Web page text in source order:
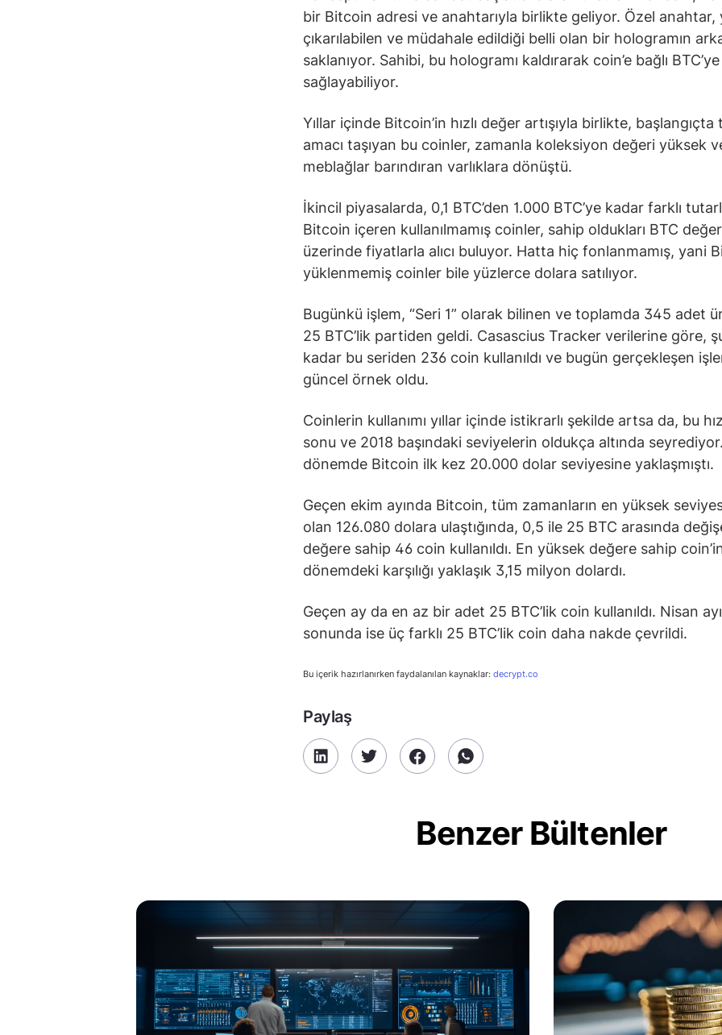
bir Bitcoin adresi ve anahtarıyla birlikte geliyor. Özel anahtar,
çıkarılabilen ve müdahale edildiği belli olan bir hologramın
saklanıyor. Sahibi, bu hologramı kaldırarak coin’e bağlı
sağlayabiliyor.
Yıllar içinde Bitcoin’in hızlı değer artışıyla birlikte, başlangıçta
amacı taşıyan bu coinler, zamanla koleksiyon değeri yüksek
meblağlar barındıran varlıklara dönüştü.
İkincil piyasalarda, 0,1 BTC’den 1.000 BTC’ye kadar farklı
Bitcoin içeren kullanılmamış coinler, sahip oldukları BTC
üzerinde fiyatlarla alıcı buluyor. Hatta hiç fonlanmamış, yani
yüklenmemiş coinler bile yüzlerce dolara satılıyor.
Bugünkü işlem, “Seri 1” olarak bilinen ve toplamda 345 adet
25 BTC’lik partiden geldi. Casascius Tracker verilerine göre,
kadar bu seriden 236 coin kullanıldı ve bugün gerçekleşen
güncel örnek oldu.
Coinlerin kullanımı yıllar içinde istikrarlı şekilde artsa da, bu
sonu ve 2018 başındaki seviyelerin oldukça altında
dönemde Bitcoin ilk kez 20.000 dolar seviyesine yaklaşmıştı.
Geçen ekim ayında Bitcoin, tüm zamanların en yüksek
olan 126.080 dolara ulaştığında, 0,5 ile 25 BTC arasında
değere sahip 46 coin kullanıldı. En yüksek değere sahip
dönemdeki karşılığı yaklaşık 3,15 milyon dolardı.
Geçen ay da en az bir adet 25 BTC’lik coin kullanıldı. Nisan ayı
sonunda ise üç farklı 25 BTC’lik coin daha nakde çevrildi.
Bu içerik hazırlanırken faydalanılan kaynaklar: decrypt.co
Paylaş
Benzer Bültenler